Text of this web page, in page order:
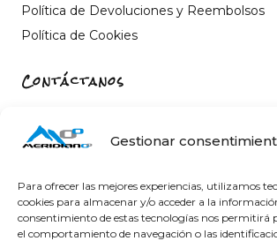
Gestionar
Para ofrecer las mejores experiencias, utilizamos
cookies para almacenar y/o acceder a la
consentimiento de estas tecnologías nos permitirá
el comportamiento de navegación o las
Política de Devoluciones y Reembolsos
Política de Cookies
Contáctanos
Castelló
info@meridiano-0.com